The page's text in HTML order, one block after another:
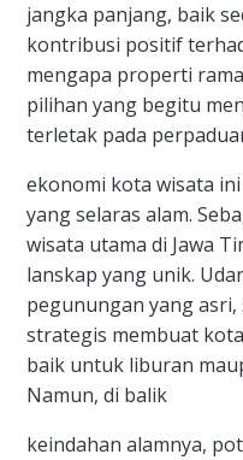
jangka panjang, baik
kontribusi positif
mengapa properti
pilihan yang begitu
terletak pada
ekonomi kota wisata
yang selaras alam.
wisata utama di Jawa
lanskap yang unik.
pegunungan yang
strategis membuat
baik untuk liburan
Namun, di balik
keindahan alamnya,